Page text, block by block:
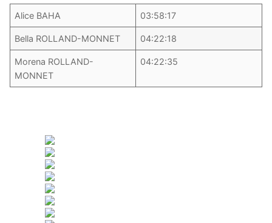
Alice BAHA 03:58:17
Bella ROLLAND-MONNET 04:22:18
Morena ROLLAND-
MONNET
04:22:35